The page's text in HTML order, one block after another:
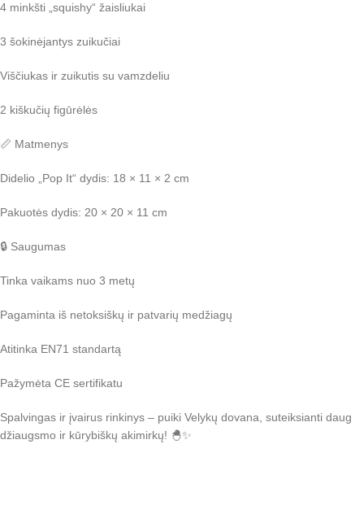
4 minkšti „squishy“ žaisliukai
3 šokinėjantys zuikučiai
Viščiukas ir zuikutis su vamzdeliu
2 kiškučių figūrėlės
📏 Matmenys
Didelio „Pop It“ dydis: 18 × 11 × 2 cm
Pakuotės dydis: 20 × 20 × 11 cm
🔒 Saugumas
Tinka vaikams nuo 3 metų
Pagaminta iš netoksiškų ir patvarių medžiagų
Atitinka EN71 standartą
Pažymėta CE sertifikatu
Spalvingas ir įvairus rinkinys – puiki Velykų dovana, suteiksianti daug
džiaugsmo ir kūrybiškų akimirkų! 🐣✨